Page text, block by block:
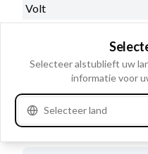
Volt
Fysieke informatie
Alternatieven
Selecteer alstublieft uw
informatie voor
Selecteer land